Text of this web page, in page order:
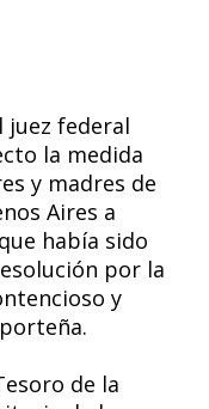
juez federal
la medida
y madres de
Aires a
había sido
por la
y
de la